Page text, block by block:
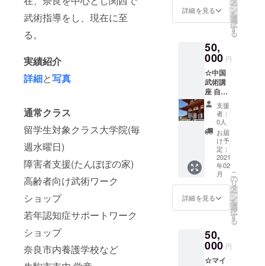
武術指導をし、現在に至
る。
実績紹介
詳細と写真
通常クラス
留学生対象クラス大学院(毎
週水曜日)
障害者支援(たんぽぽの家)
高齢者向け武術ワーク
ショップ
若年認知症サポートワーク
ショップ
奈良市内養護学校など
ご相談
して下
方は、
ご相談
差がご
ださ
い。」
ご要望
に添え
ます。
★複数
名での
参加可
能です
★講座
時間は2
時間程
度の予
定 ★20
名以上
場合
は、ご
日程
(2021年
2月上旬
場合
日程
(2021年
頃から
体験講
座を開
始しま
す) ＊場
所 (会場
は関西
圏での
阿倍野
スポー
ツセン
ター、
木津川
市いず
書会館
など予
援者の
症、高
齢者向
以上や
らさせ
ても
らって
いま
す、ど
のよう
な方で
も武術
が受講
でき
て、ま
た体験
できた
ら幸い
です。
ご要望
名での
参加可
★講座
詳細を見る ー
ン
を
選
択
す
る
50,
000 円
☆中国
武術講
座 自然
門武
術、シ
ラッ
ト、詠
春拳、
太極
拳、武
壇八卦
掌など
ご要望
に添え
ます。
参加可
能です
★講座
時間は2
支援
者：
0人
お届
け予
定：
2021
年02
月
詳細を見る
こ
の
リ
タ
ー
ン
を
選
択
す
る
50,
000 円
☆マイ